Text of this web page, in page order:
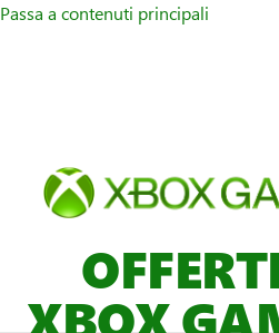
Passa a contenuti principali